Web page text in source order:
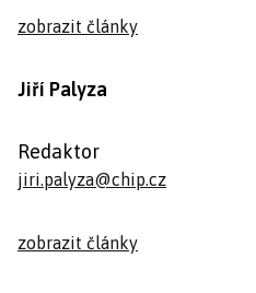
zobrazit články
Jiří Palyza
Redaktor
jiri.palyza@chip.cz
zobrazit články